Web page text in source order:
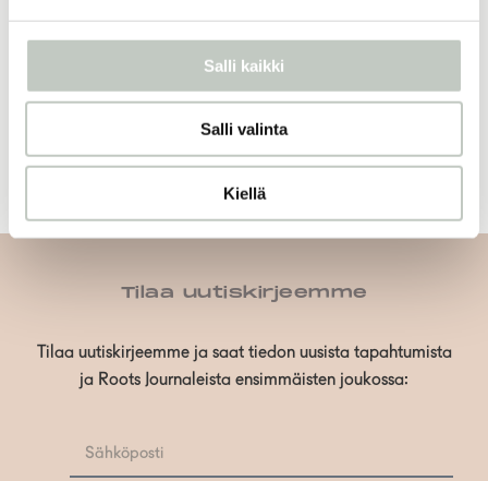
Salli kaikki
Salli valinta
Kiellä
joogakamut
Tilaa uutiskirjeemme
Tilaa uutiskirjeemme ja saat tiedon uusista tapahtumista
ja Roots Journaleista ensimmäisten joukossa: